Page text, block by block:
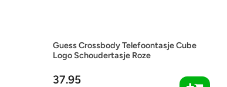
Guess Crossbody Telefoontasje Cube
Logo Schoudertasje Roze
37.95